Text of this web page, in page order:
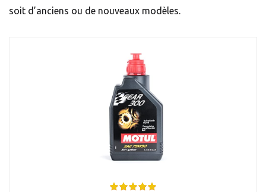
soit d’anciens ou de nouveaux modèles.